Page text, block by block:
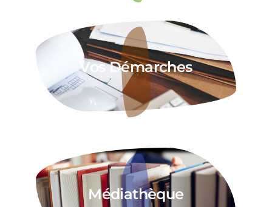
Vos Démarches
Médiathèque